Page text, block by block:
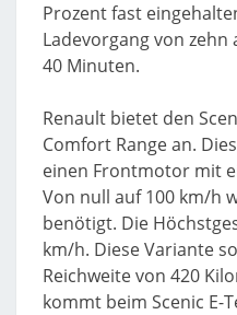
Prozent fast
Ladevorgang von zehn
40 Minuten.
Renault bietet den
Comfort Range an.
einen Frontmotor mit
Von null auf 100 km/h
benötigt. Die
km/h. Diese Variante
Reichweite von 420
kommt beim Scenic E-